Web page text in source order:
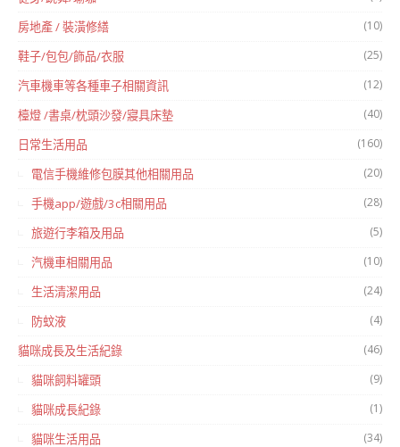
房地產 / 裝潢修繕 (10)
鞋子/包包/飾品/衣服 (25)
汽車機車等各種車子相關資訊 (12)
檯燈 /書桌/枕頭沙發/寢具床墊 (40)
日常生活用品 (160)
電信手機維修包膜其他相關用品 (20)
手機app/遊戲/3c相關用品 (28)
旅遊行李箱及用品 (5)
汽機車相關用品 (10)
生活清潔用品 (24)
防蚊液 (4)
貓咪成長及生活紀錄 (46)
貓咪飼料罐頭 (9)
貓咪成長紀錄 (1)
貓咪生活用品 (34)